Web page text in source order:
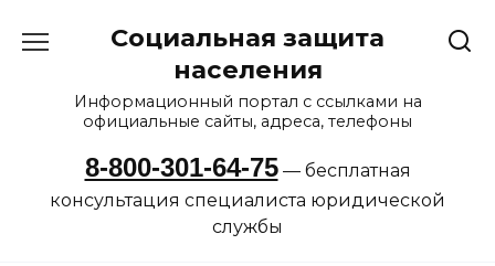
Социальная защита
населения
Информационный портал с ссылками на
официальные сайты, адреса, телефоны
8-800-301-64-75— бесплатная
консультация специалиста юридической
службы